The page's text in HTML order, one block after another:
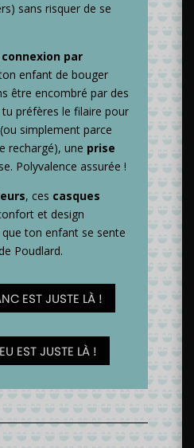
sans risquer de se
connexion par
enfant de bouger
être encombré par des
préfères le filaire pour
simplement parce
rechargé), une prise
Polyvalence assurée !
, ces casques
et design
ton enfant se sente
Poudlard.
EST JUSTE LÀ !
EST JUSTE LÀ !